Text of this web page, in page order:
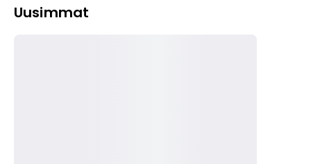
Uusimmat